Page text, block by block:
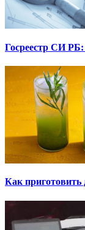
Госреестр СИ РБ:
Как приготовить